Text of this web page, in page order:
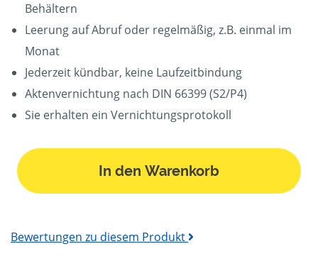
Behältern
Leerung auf Abruf oder regelmäßig, z.B. einmal im
Monat
Jederzeit kündbar, keine Laufzeitbindung
Aktenvernichtung nach DIN 66399 (S2/P4)
Sie erhalten ein Vernichtungsprotokoll
In den Warenkorb
Bewertungen zu diesem Produkt